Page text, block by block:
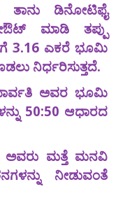
ತಾನು ಡಿನೋಟಿಫೈ
ಮಾಡಿ ತಪ್ಪು
3.16 ಎಕರೆ ಭೂಮಿ
ನಿರ್ಧರಿಸುತ್ತದೆ.
ಅವರ ಭೂಮಿ
50:50 ಆಧಾರದ
ಅವರು ಮತ್ತೆ ಮನವಿ
ನೀಡುವಂತೆ